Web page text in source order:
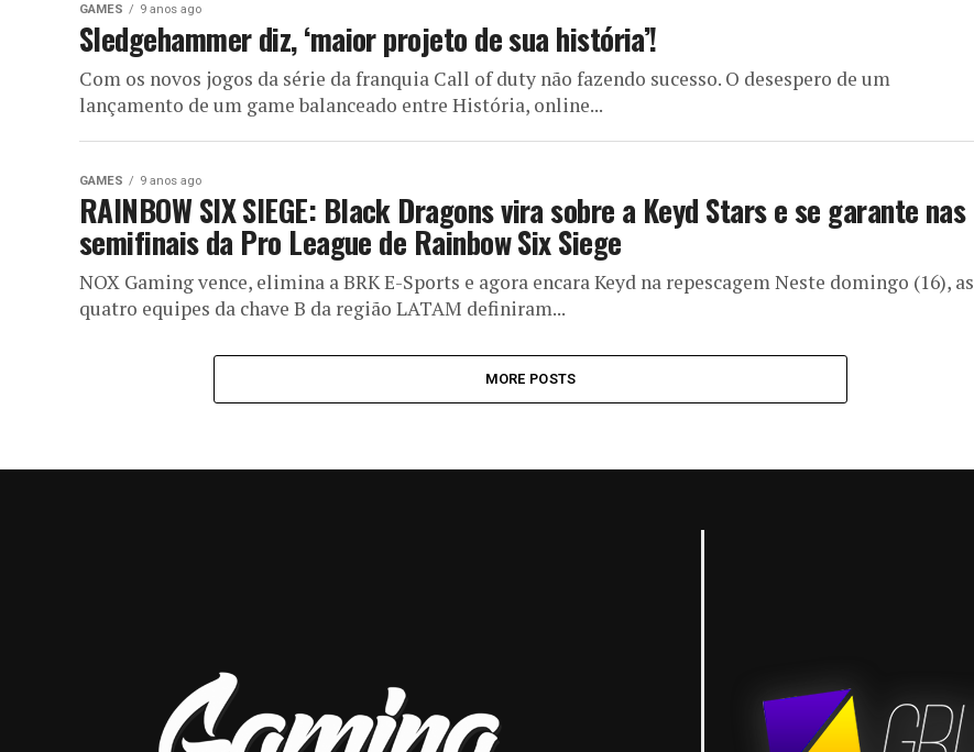
GAMES 9 anos ago
Sledgehammer diz, ‘maior projeto de sua história’!
Com os novos jogos da série da franquia Call of duty não fazendo sucesso. O desespero de um
lançamento de um game balanceado entre História, online...
GAMES 9 anos ago
RAINBOW SIX SIEGE: Black Dragons vira sobre a Keyd Stars e se garante nas
semifinais da Pro League de Rainbow Six Siege
NOX Gaming vence, elimina a BRK E-Sports e agora encara Keyd na repescagem Neste domingo (16), as
quatro equipes da chave B da região LATAM definiram...
MORE POSTS